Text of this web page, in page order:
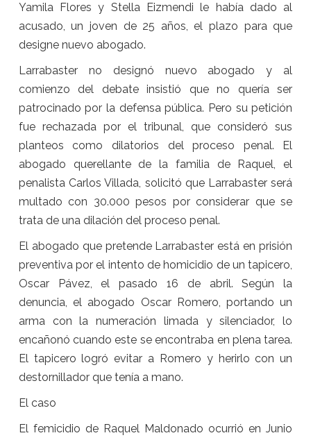
Yamila Flores y Stella Eizmendi le había dado al
acusado, un joven de 25 años, el plazo para que
designe nuevo abogado.
Larrabaster no designó nuevo abogado y al
comienzo del debate insistió que no quería ser
patrocinado por la defensa pública. Pero su petición
fue rechazada por el tribunal, que consideró sus
planteos como dilatorios del proceso penal. El
abogado querellante de la familia de Raquel, el
penalista Carlos Villada, solicitó que Larrabaster será
multado con 30.000 pesos por considerar que se
trata de una dilación del proceso penal.
El abogado que pretende Larrabaster está en prisión
preventiva por el intento de homicidio de un tapicero,
Oscar Pávez, el pasado 16 de abril. Según la
denuncia, el abogado Oscar Romero, portando un
arma con la numeración limada y silenciador, lo
encañonó cuando este se encontraba en plena tarea.
El tapicero logró evitar a Romero y herirlo con un
destornillador que tenía a mano.
El caso
El femicidio de Raquel Maldonado ocurrió en Junio